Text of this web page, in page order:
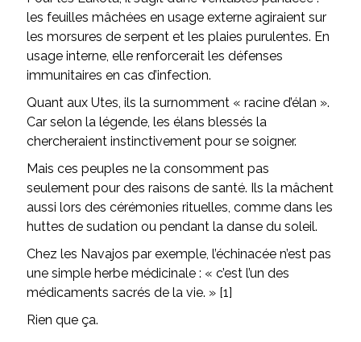
les feuilles mâchées en usage externe agiraient sur
les morsures de serpent et les plaies purulentes. En
usage interne, elle renforcerait les défenses
immunitaires en cas d’infection.
Quant aux Utes, ils la surnomment « racine d’élan ».
Car selon la légende, les élans blessés la
chercheraient instinctivement pour se soigner.
Mais ces peuples ne la consomment pas
seulement pour des raisons de santé. Ils la mâchent
aussi lors des cérémonies rituelles, comme dans les
huttes de sudation ou pendant la danse du soleil.
Chez les Navajos par exemple, l’échinacée n’est pas
une simple herbe médicinale : « c’est l’un des
médicaments sacrés de la vie. » [1]
Rien que ça.